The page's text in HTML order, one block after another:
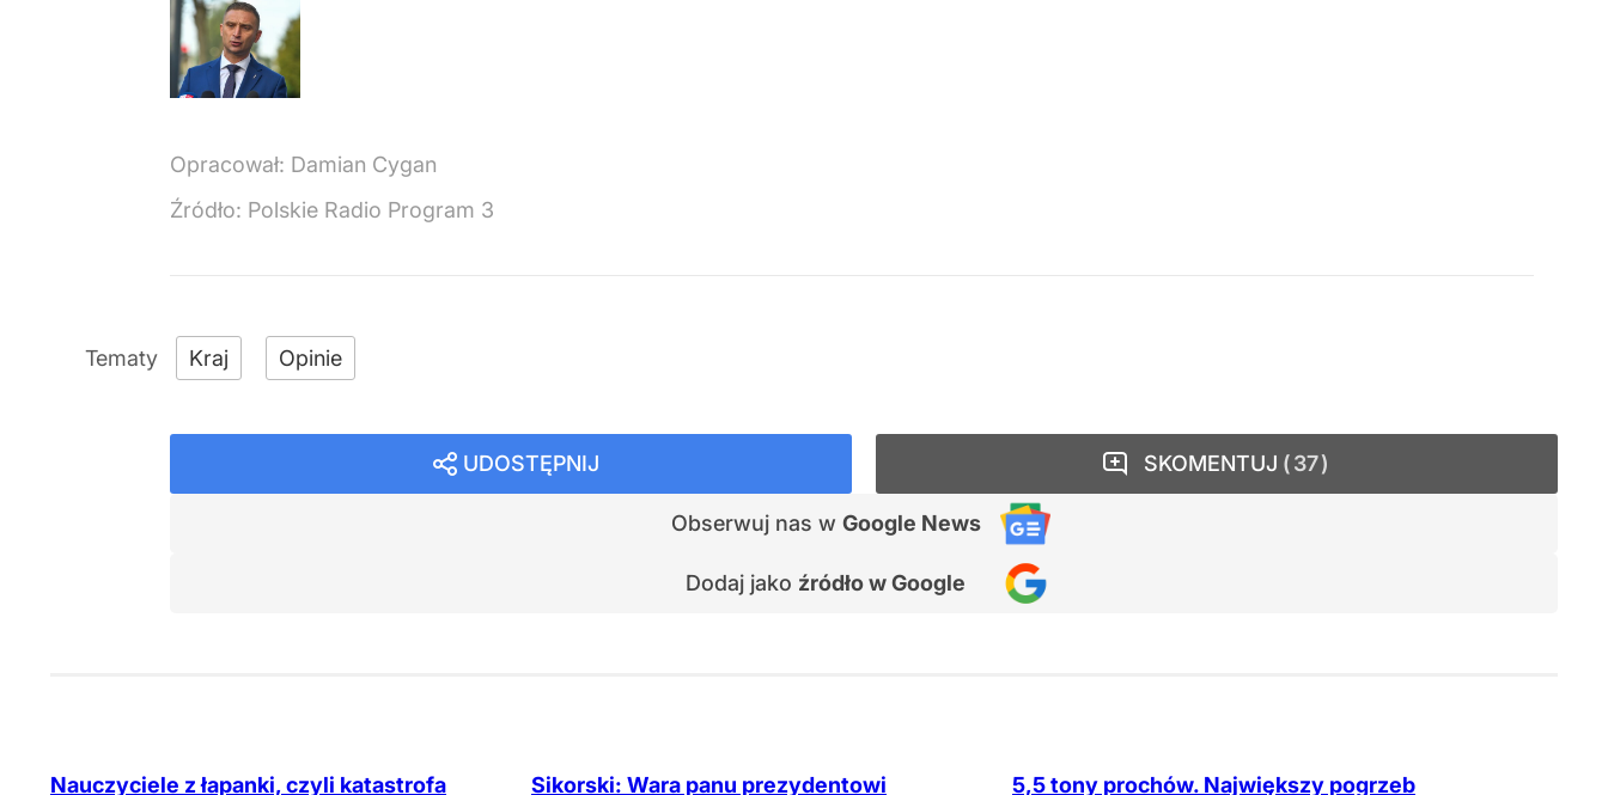
Opracował: Damian Cygan
Źródło: Polskie Radio Program 3
Kraj Opinie
UDOSTĘPNIJ
Obserwuj nas w Google News
Dodaj jako źródło w Google
SKOMENTUJ 37
Nauczyciele z łapanki, czyli katastrofa Sikorski: Wara panu prezydentowi 5,5 tony prochów. Największy pogrzeb